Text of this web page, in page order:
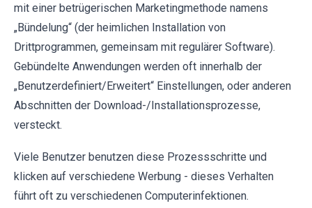
mit einer betrügerischen Marketingmethode namens
„Bündelung“ (der heimlichen Installation von
Drittprogrammen, gemeinsam mit regulärer Software).
Gebündelte Anwendungen werden oft innerhalb der
„Benutzerdefiniert/Erweitert“ Einstellungen, oder anderen
Abschnitten der Download-/Installationsprozesse,
versteckt.
Viele Benutzer benutzen diese Prozessschritte und
klicken auf verschiedene Werbung - dieses Verhalten
führt oft zu verschiedenen Computerinfektionen.